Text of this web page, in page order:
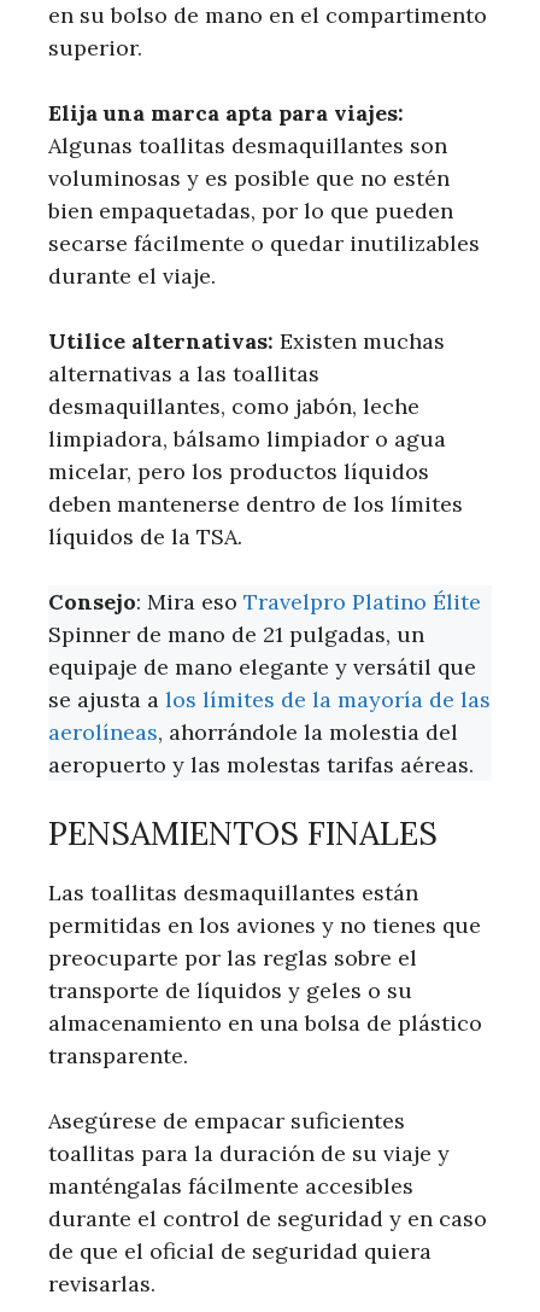
en su bolso de mano en el compartimento
superior.
Elija una marca apta para viajes:
Algunas toallitas desmaquillantes son
voluminosas y es posible que no estén
bien empaquetadas, por lo que pueden
secarse fácilmente o quedar inutilizables
durante el viaje.
Utilice alternativas: Existen muchas
alternativas a las toallitas
desmaquillantes, como jabón, leche
limpiadora, bálsamo limpiador o agua
micelar, pero los productos líquidos
deben mantenerse dentro de los límites
líquidos de la TSA.
Consejo: Mira eso Travelpro Platino Élite
Spinner de mano de 21 pulgadas, un
equipaje de mano elegante y versátil que
se ajusta a los límites de la mayoría de las
aerolíneas, ahorrándole la molestia del
aeropuerto y las molestas tarifas aéreas.
PENSAMIENTOS FINALES
Las toallitas desmaquillantes están
permitidas en los aviones y no tienes que
preocuparte por las reglas sobre el
transporte de líquidos y geles o su
almacenamiento en una bolsa de plástico
transparente.
Asegúrese de empacar suficientes
toallitas para la duración de su viaje y
manténgalas fácilmente accesibles
durante el control de seguridad y en caso
de que el oficial de seguridad quiera
revisarlas.